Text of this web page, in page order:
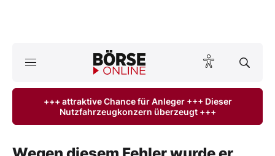
Anlageprodukte
Finanz-Check
+++ attraktive Chance für Anleger +++ Dieser
Nutzfahrzeugkonzern überzeugt +++